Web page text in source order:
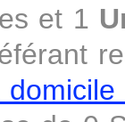
et 1